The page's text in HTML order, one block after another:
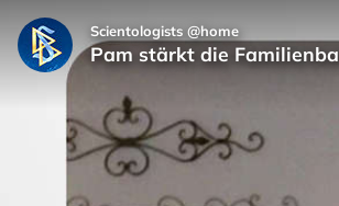
Scientologists @home
Pam stärkt die